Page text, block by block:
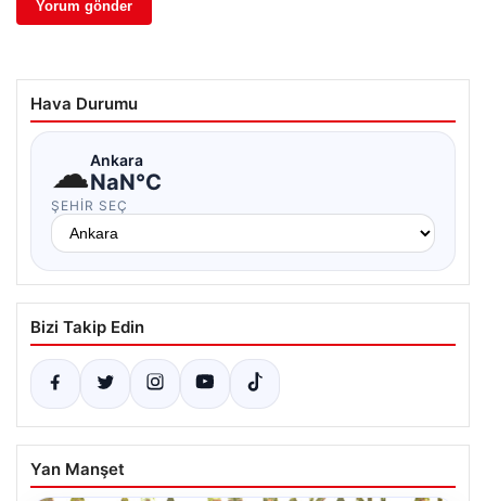
Hava Durumu
☁Ankara
NaN°C
ŞEHIR SEÇ
Bizi Takip Edin
Yan Manşet